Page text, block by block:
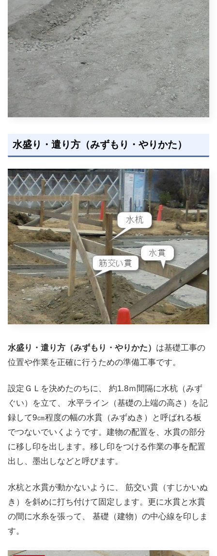
水盛り・遣り方（みずもり・やりかた）
水盛り・遣り方（みずもり・やりかた） は基礎工事の
位置や作業を正確に行うための準備工事です。
設定ＧＬを決めたのちに、 約1.8ｍ間隔に水杭（みず
ぐい）を立て、 水平ライン（基礎の上端の高さ）を記
録して9㎝程度の幅の水貫（みずぬき）と呼ばれる板
でつないでいくようです。建物の配置を、水貫の部分
に移し印を出します。移し印をつける作業の事を配置
出し、墨出しなどと呼びます。
水杭と水貫が動かないように、 筋交い貫（すじかいぬ
き）を斜めに打ち付けて固定します。更に水貫と水貫
の間に水糸を張って、 基礎（建物）の中心線を印しま
す。